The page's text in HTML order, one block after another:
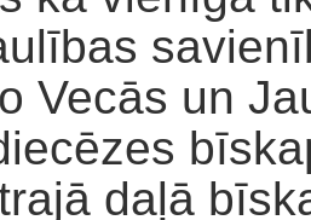
Vecās un
daļā